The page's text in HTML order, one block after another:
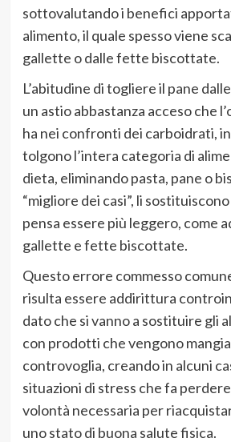
sottovalutando i benefici
alimento, il quale spesso viene
gallette o dalle fette biscottate.
L’abitudine di togliere il pane
un astio abbastanza acceso che
ha nei confronti dei carboidrati,
tolgono l’intera categoria di
dieta, eliminando pasta, pane o
“migliore dei casi”, li
pensa essere più leggero, come
gallette e fette biscottate.
Questo errore commesso
risulta essere addirittura
dato che si vanno a sostituire gli
con prodotti che vengono
controvoglia, creando in alcuni
situazioni di stress che fa
volontà necessaria per
uno stato di buona salute fisica.